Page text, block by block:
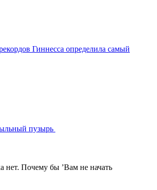
Гиннесса определила самый
пузырь
нет. Почему бы ’Вам не начать